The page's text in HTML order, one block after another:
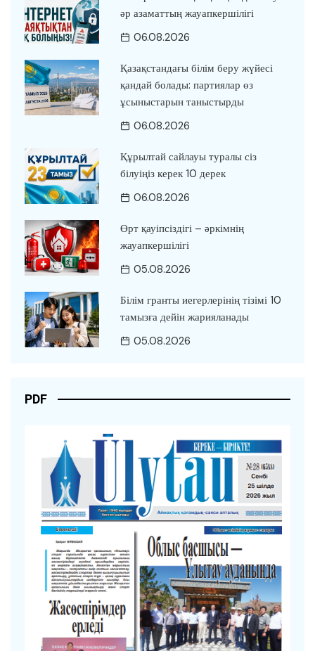
әр азаматтың жауапкершілігі
06.08.2026
Қазақстандағы білім беру жүйесі
қандай болады: партиялар өз
ұсыныстарын таныстырды
06.08.2026
Құрылтай сайлауы туралы сіз
білуіңіз керек 10 дерек
06.08.2026
Өрт қауіпсіздігі – әркімнің
жауапкершілігі
05.08.2026
Білім гранты иегерлерінің тізімі 10
тамызға дейін жарияланады
05.08.2026
PDF